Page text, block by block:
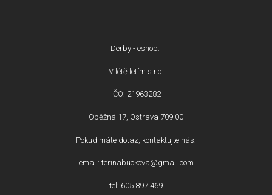
Derby - eshop:
V létě letím s.r.o.
IČO: 21963282
Oběžná 17, Ostrava 709 00
Pokud máte dotaz, kontaktujte nás:
email: terinabuckova@gmail.com
tel: 605 897 469